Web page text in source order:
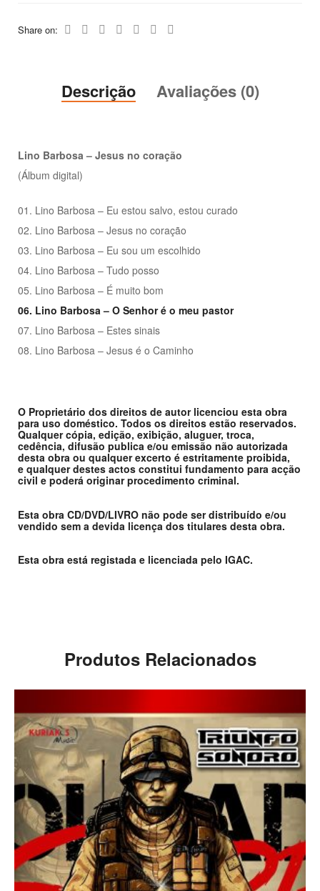
Share on:
Descrição Avaliações (0)
Lino Barbosa – Jesus no coração
(Álbum digital)
01. Lino Barbosa – Eu estou salvo, estou curado
02. Lino Barbosa – Jesus no coração
03. Lino Barbosa – Eu sou um escolhido
04. Lino Barbosa – Tudo posso
05. Lino Barbosa – É muito bom
06. Lino Barbosa – O Senhor é o meu pastor
07. Lino Barbosa – Estes sinais
08. Lino Barbosa – Jesus é o Caminho
O Proprietário dos direitos de autor licenciou esta obra
para uso doméstico. Todos os direitos estão reservados.
Qualquer cópia, edição, exibição, aluguer, troca,
cedência, difusão publica e/ou emissão não autorizada
desta obra ou qualquer excerto é estritamente proibida,
e qualquer destes actos constitui fundamento para acção
civil e poderá originar procedimento criminal.
Esta obra CD/DVD/LIVRO não pode ser distribuído e/ou
vendido sem a devida licença dos titulares desta obra.
Esta obra está registada e licenciada pelo IGAC.
Produtos Relacionados